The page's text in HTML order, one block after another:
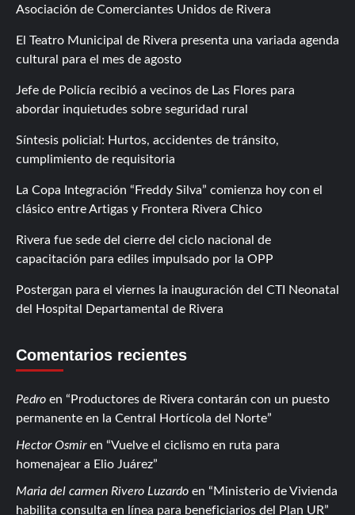
Asociación de Comerciantes Unidos de Rivera
El Teatro Municipal de Rivera presenta una variada agenda
cultural para el mes de agosto
Jefe de Policía recibió a vecinos de Las Flores para
abordar inquietudes sobre seguridad rural
Síntesis policial: Hurtos, accidentes de tránsito,
cumplimiento de requisitoria
La Copa Integración “Freddy Silva” comienza hoy con el
clásico entre Artigas y Frontera Rivera Chico
Rivera fue sede del cierre del ciclo nacional de
capacitación para ediles impulsado por la OPP
Postergan para el viernes la inauguración del CTI Neonatal
del Hospital Departamental de Rivera
Comentarios recientes
Pedro en
Productores de Rivera contarán con un puesto
permanente en la Central Hortícola del Norte
Hector Osmiren
Vuelve el ciclismo en ruta para
homenajear a Elio Juárez
Maria del carmen Rivero Luzardo en
Ministerio de Vivienda
habilita consulta en línea para beneficiarios del Plan UR